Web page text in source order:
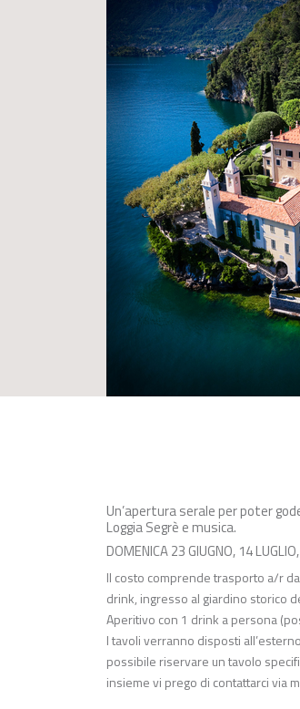
Un’apertura serale per poter
Loggia Segrè e musica.
DOMENICA 23 GIUGNO, 14
Il costo comprende trasporto a/r
drink, ingresso al giardino storico
Aperitivo con 1 drink a persona
I tavoli verranno disposti
possibile riservare un tavolo
insieme vi prego di contattarci via